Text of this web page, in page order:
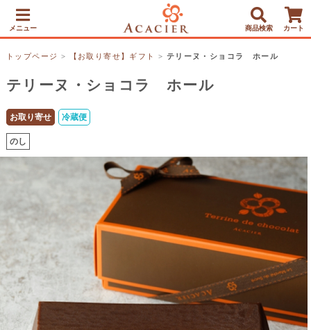
メニュー 商品検索 カート
トップページ > 【お取り寄せ】ギフト > テリーヌ・ショコラ ホール
テリーヌ・ショコラ ホール
お取り寄せ 冷蔵便
のし